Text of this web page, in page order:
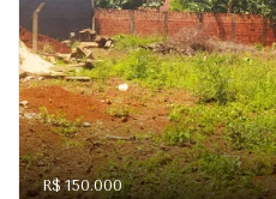
R$ 150.000